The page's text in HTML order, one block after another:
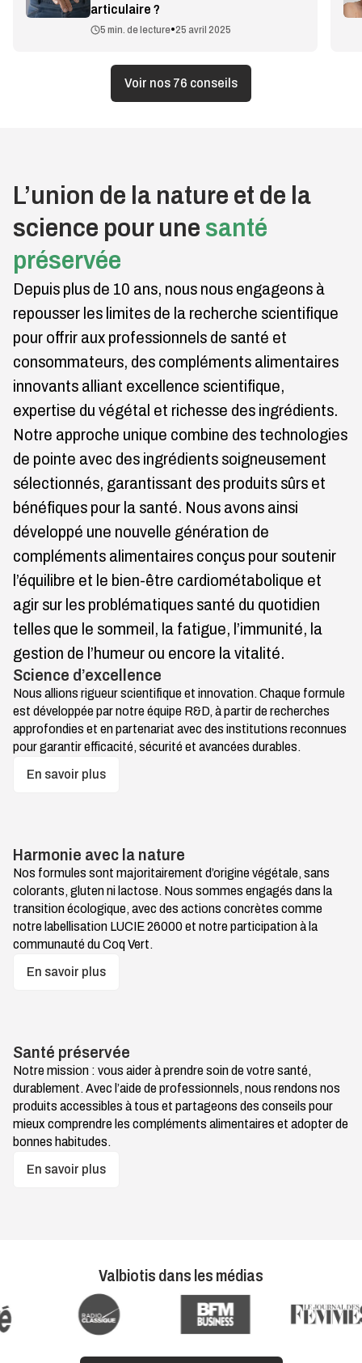
articulaire ?
5 min. de lecture•25 avril 2025
Voir nos 76 conseils
L’union de la nature et de la
science pour une santé
préservée
Depuis plus de 10 ans, nous nous engageons à
repousser les limites de la recherche scientifique
pour offrir aux professionnels de santé et
consommateurs, des compléments alimentaires
innovants alliant excellence scientifique,
expertise du végétal et richesse des ingrédients.
Notre approche unique combine des technologies
de pointe avec des ingrédients soigneusement
sélectionnés, garantissant des produits sûrs et
bénéfiques pour la santé. Nous avons ainsi
développé une nouvelle génération de
compléments alimentaires conçus pour soutenir
l’équilibre et le bien-être cardiométabolique et
agir sur les problématiques santé du quotidien
telles que le sommeil, la fatigue, l’immunité, la
gestion de l’humeur ou encore la vitalité.
Science d’excellence
Nous allions rigueur scientifique et innovation. Chaque formule
est développée par notre équipe R&D, à partir de recherches
approfondies et en partenariat avec des institutions reconnues
pour garantir efficacité, sécurité et avancées durables.
En savoir plus
Harmonie avec la nature
Nos formules sont majoritairement d’origine végétale, sans
colorants, gluten ni lactose. Nous sommes engagés dans la
transition écologique, avec des actions concrètes comme
notre labellisation LUCIE 26000 et notre participation à la
communauté du Coq Vert.
En savoir plus
Santé préservée
Notre mission : vous aider à prendre soin de votre santé,
durablement. Avec l’aide de professionnels, nous rendons nos
produits accessibles à tous et partageons des conseils pour
mieux comprendre les compléments alimentaires et adopter de
bonnes habitudes.
En savoir plus
Valbiotis dans les médias